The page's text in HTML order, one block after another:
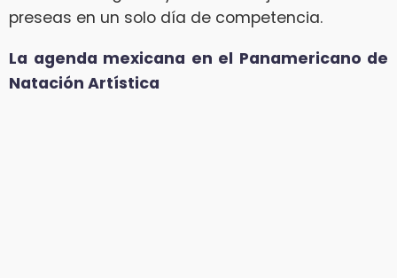
preseas en un solo día de competencia.
La agenda mexicana en el Panamericano de
Natación Artística